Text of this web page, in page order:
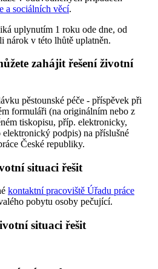
a sociálních věcí.
uplynutím 1 roku ode dne, od
nárok v této lhůtě uplatněn.
zahájit řešení životní
pěstounské péče - příspěvek při
formuláři (na originálním nebo z
tiskopisu, příp. elektronicky,
podpis) na příslušné
České republiky.
situaci řešit
kontaktní pracoviště Úřadu práce
pobytu osoby pečující.
situaci řešit